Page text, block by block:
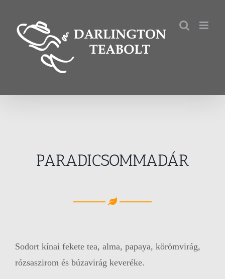
PARADICSOMMADÁR
Sodort kínai fekete tea, alma, papaya, körömvirág,
rózsaszirom és búzavirág keveréke.